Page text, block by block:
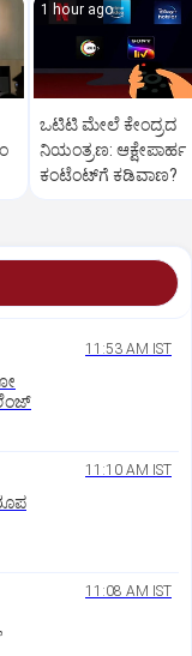
1 hour ago
ಒಟಿಟಿ ಮೇಲೆ ಕೇಂದ್ರದ
ನಿಯಂತ್ರಣ: ಆಕ್ಷೇಪಾರ್ಹ
ಕಂಟೆಂಟ್‌ಗೆ ಕಡಿವಾಣ?
11:53 AM IST
11:10 AM IST
11:08 AM IST